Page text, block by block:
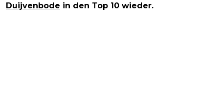
Duijvenbode in den Top 10 wieder.